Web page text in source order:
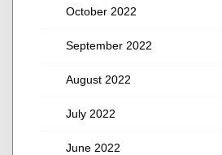
October 2022
September 2022
August 2022
July 2022
June 2022